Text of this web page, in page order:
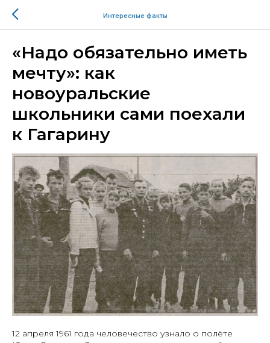
Интересные факты
«Надо обязательно иметь
мечту»: как
новоуральские
школьники сами поехали
к Гагарину
12 апреля 1961 года человечество узнало о полёте